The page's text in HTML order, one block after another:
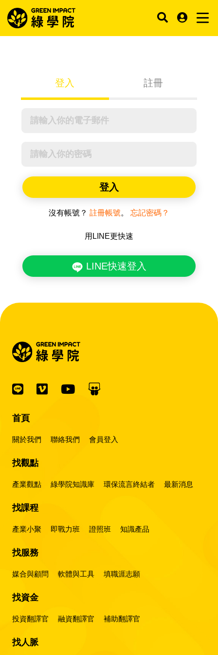
登入 註冊
登入
沒有帳號？ 註冊帳號。 忘記密碼？
用LINE更快速
LINE快速登入
首頁
關於我們 聯絡我們 會員登入
找觀點
產業觀點 綠學院知識庫 環保流言終結者 最新消息
找課程
產業小聚 即戰力班 證照班 知識產品
找服務
媒合與顧問 軟體與工具 填職涯志願
找資金
投資翻譯官 融資翻譯官 補助翻譯官
找人脈